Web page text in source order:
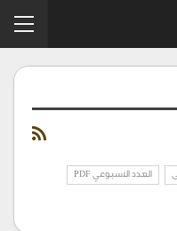
العدد الاسبوعي PDF